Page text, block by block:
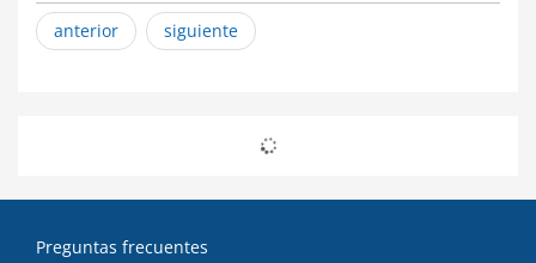
anterior siguiente
Preguntas frecuentes